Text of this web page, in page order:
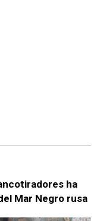
ha
Mar Negro rusa